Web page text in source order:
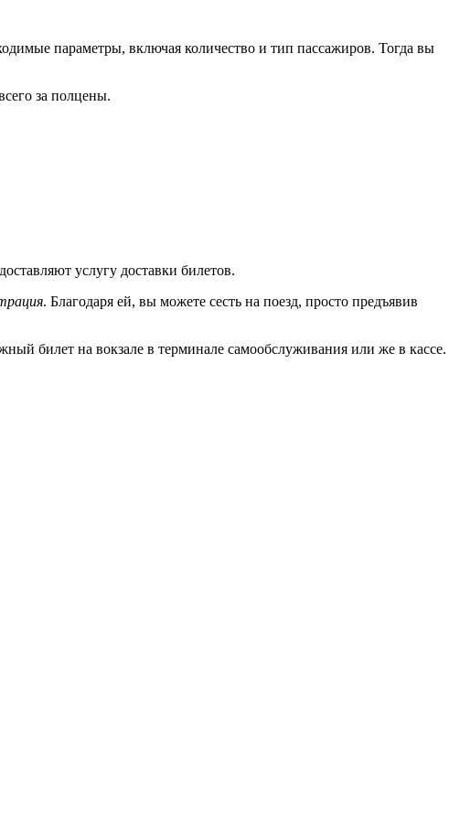
параметры, включая количество и тип пассажиров. Тогда вы
за полцены.
услугу доставки билетов.
. Благодаря ей, вы можете сесть на поезд, просто предъявив
билет на вокзале в терминале самообслуживания или же в кассе.